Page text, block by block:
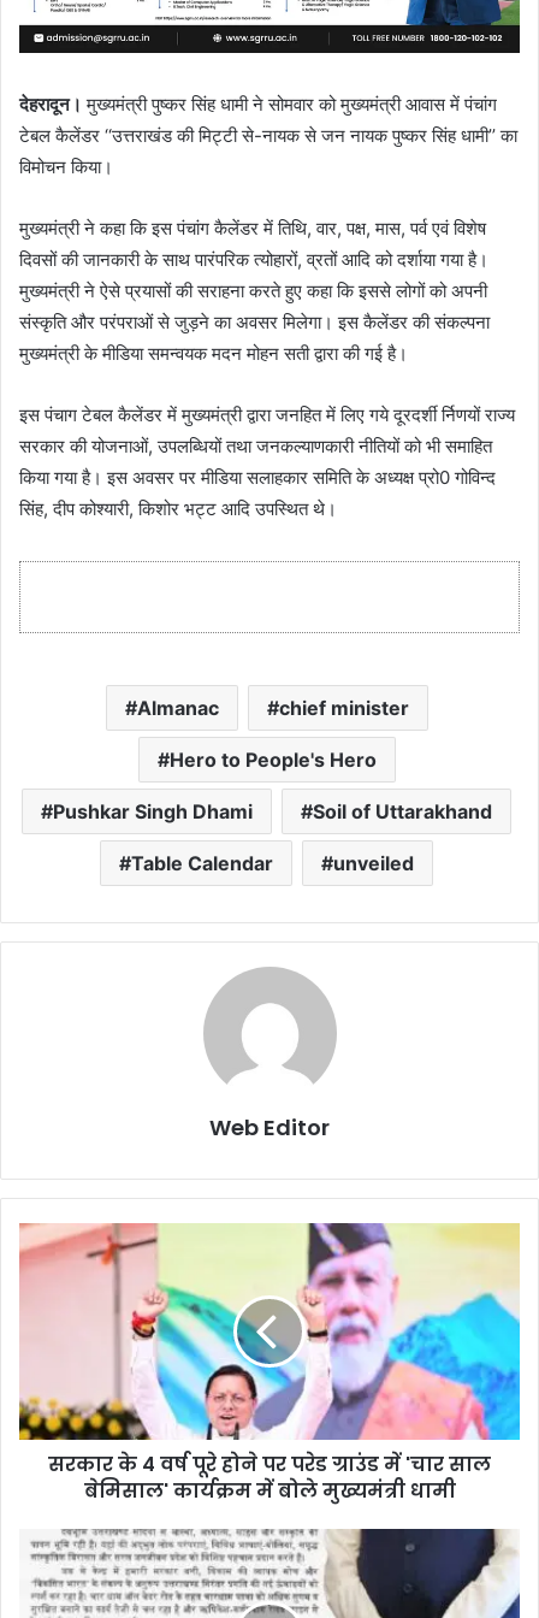
देहरादून। मुख्यमंत्री पुष्कर सिंह धामी ने सोमवार को मुख्यमंत्री आवास में पंचांग
टेबल कैलेंडर ‘‘उत्तराखंड की मिट्टी से-नायक से जन नायक पुष्कर सिंह धामी’’ का
विमोचन किया।
मुख्यमंत्री ने कहा कि इस पंचांग कैलेंडर में तिथि, वार, पक्ष, मास, पर्व एवं विशेष
दिवसों की जानकारी के साथ पारंपरिक त्योहारों, व्रतों आदि को दर्शाया गया है।
मुख्यमंत्री ने ऐसे प्रयासों की सराहना करते हुए कहा कि इससे लोगों को अपनी
संस्कृति और परंपराओं से जुड़ने का अवसर मिलेगा। इस कैलेंडर की संकल्पना
मुख्यमंत्री के मीडिया समन्वयक मदन मोहन सती द्वारा की गई है।
इस पंचाग टेबल कैलेंडर में मुख्यमंत्री द्वारा जनहित में लिए गये दूरदर्शी र्निणयों राज्य
सरकार की योजनाओं, उपलब्धियों तथा जनकल्याणकारी नीतियों को भी समाहित
किया गया है। इस अवसर पर मीडिया सलाहकार समिति के अध्यक्ष प्रो0 गोविन्द
सिंह, दीप कोश्यारी, किशोर भट्ट आदि उपस्थित थे।
Almanac chief minister
Hero to People's Hero
Pushkar Singh Dhami Soil of Uttarakhand
Table Calendar unveiled
Web Editor
सरकार के 4 वर्ष पूरे होने पर परेड ग्राउंड में 'चार साल
बेमिसाल' कार्यक्रम में बोले मुख्यमंत्री धामी